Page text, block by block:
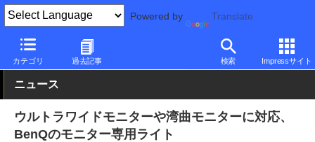
Powered by Translate
カテゴリ 過去記事 検索 Impressサイト
PC Watch 半導体/周辺機器
ニュース
ウルトラワイドモニターや湾曲モニターに対応、
BenQのモニター専用ライト